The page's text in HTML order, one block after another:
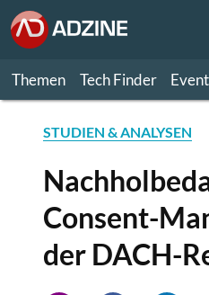
Themen Tech Finder
STUDIEN & ANALYSEN
Consent-
der DACH-